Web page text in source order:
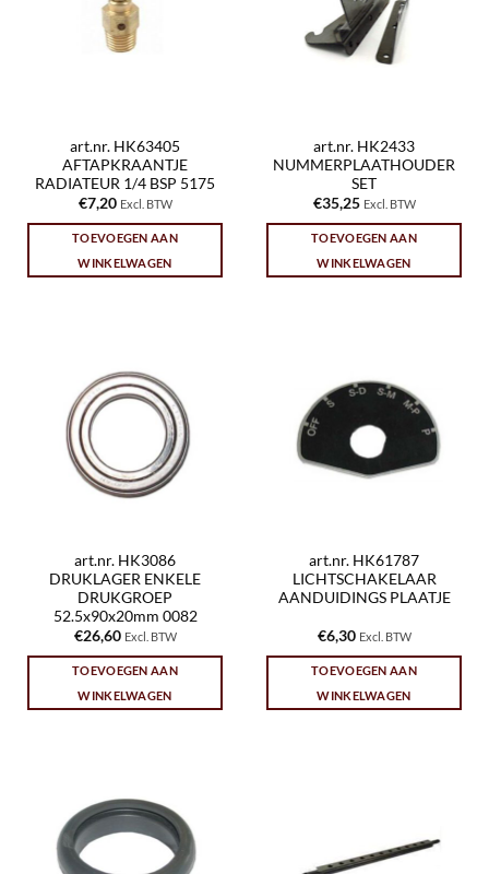
art.nr. HK63405
AFTAPKRAANTJE
RADIATEUR 1/4 BSP 5175
€7,20 Excl. BTW
TOEVOEGEN AAN
WINKELWAGEN
art.nr. HK2433
NUMMERPLAATHOUDER
SET
€35,25 Excl. BTW
TOEVOEGEN AAN
WINKELWAGEN
art.nr. HK3086
DRUKLAGER ENKELE
DRUKGROEP
52.5x90x20mm 0082
€26,60 Excl. BTW
TOEVOEGEN AAN
WINKELWAGEN
art.nr. HK61787
LICHTSCHAKELAAR
AANDUIDINGS PLAATJE
€6,30 Excl. BTW
TOEVOEGEN AAN
WINKELWAGEN